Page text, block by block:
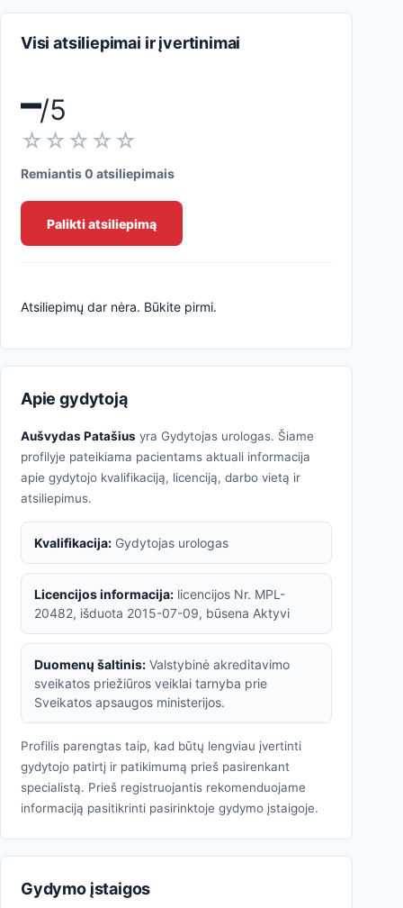
Visi atsiliepimai ir įvertinimai
–/5
☆☆☆☆☆
Remiantis 0 atsiliepimais
Palikti atsiliepimą
Atsiliepimų dar nėra. Būkite pirmi.
Apie gydytoją
Aušvydas Patašius yra Gydytojas urologas. Šiame
profilyje pateikiama pacientams aktuali informacija
apie gydytojo kvalifikaciją, licenciją, darbo vietą ir
atsiliepimus.
Kvalifikacija: Gydytojas urologas
Licencijos informacija: licencijos Nr. MPL-
20482, išduota 2015-07-09, būsena Aktyvi
Duomenų šaltinis: Valstybinė akreditavimo
sveikatos priežiūros veiklai tarnyba prie
Sveikatos apsaugos ministerijos.
Profilis parengtas taip, kad būtų lengviau įvertinti
gydytojo patirtį ir patikimumą prieš pasirenkant
specialistą. Prieš registruojantis rekomenduojame
informaciją pasitikrinti pasirinktoje gydymo įstaigoje.
Gydymo įstaigos